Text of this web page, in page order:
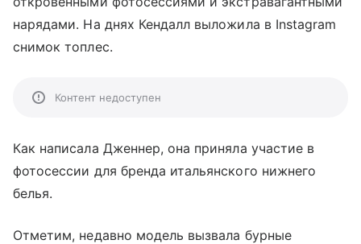
нарядами. На днях Кендалл выложила в Instagram
снимок топлес.
Контент недоступен
Как написала Дженнер, она приняла участие в
фотосессии для бренда итальянского нижнего
белья.
Отметим, недавно модель вызвала бурные